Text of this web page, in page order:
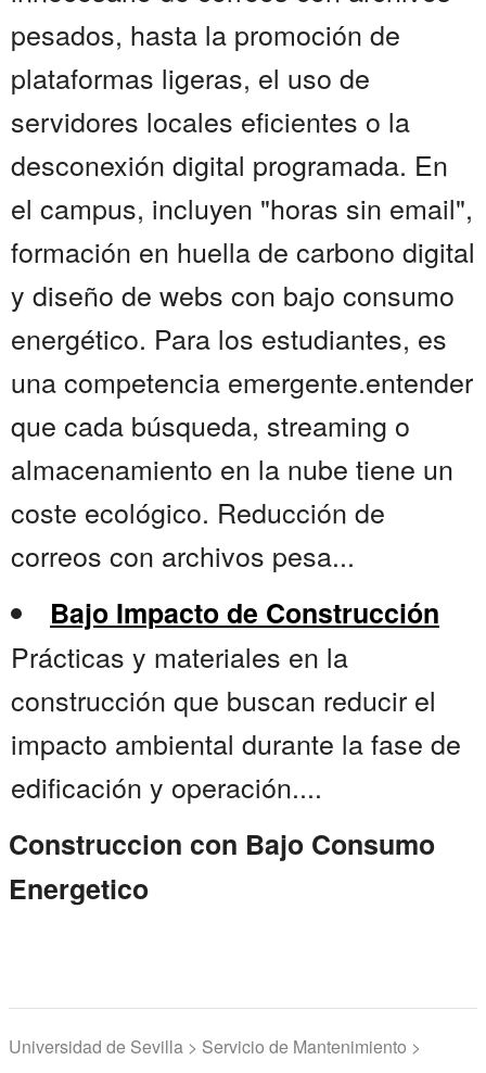
pesados, hasta la promoción de
plataformas ligeras, el uso de
servidores locales eficientes o la
desconexión digital programada. En
el campus, incluyen "horas sin email",
formación en huella de carbono digital
y diseño de webs con bajo consumo
energético. Para los estudiantes, es
una competencia emergente.entender
que cada búsqueda, streaming o
almacenamiento en la nube tiene un
coste ecológico. Reducción de
correos con archivos pesa...
Bajo Impacto de Construcción
Prácticas y materiales en la
construcción que buscan reducir el
impacto ambiental durante la fase de
edificación y operación....
Construccion con Bajo Consumo
Energetico
Universidad de Sevilla > Servicio de Mantenimiento >